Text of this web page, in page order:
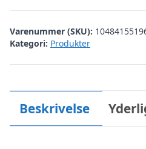
Varenummer (SKU):
Kategori: Produkter
Beskrivelse